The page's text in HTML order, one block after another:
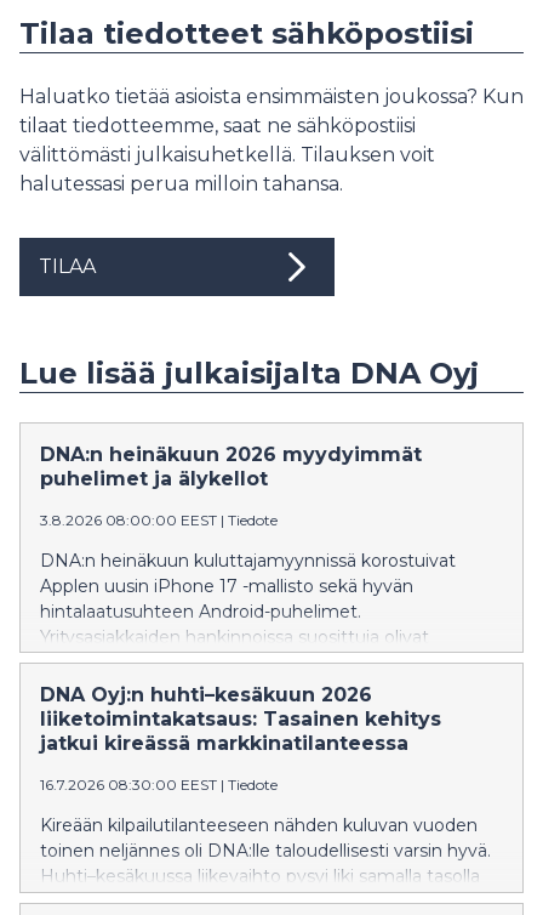
Tilaa tiedotteet sähköpostiisi
Haluatko tietää asioista ensimmäisten joukossa? Kun
tilaat tiedotteemme, saat ne sähköpostiisi
välittömästi julkaisuhetkellä. Tilauksen voit
halutessasi perua milloin tahansa.
TILAA
Lue lisää julkaisijalta DNA Oyj
DNA:n heinäkuun 2026 myydyimmät
puhelimet ja älykellot
3.8.2026 08:00:00 EEST | Tiedote
DNA:n heinäkuun kuluttajamyynnissä korostuivat
Applen uusin iPhone 17 -mallisto sekä hyvän
hintalaatusuhteen Android-puhelimet.
Yritysasiakkaiden hankinnoissa suosittuja olivat
edelleen premium-luokan älypuhelimet. Älykellojen
puolella lasten kellopuhelimet jatkoivat vahvaa
kasvuaan, ja ZTE K2 nousi myydyimmäksi laitteeksi jo
neljättä kuukautta peräkkäin
DNA Oyj:n huhti–kesäkuun 2026
liiketoimintakatsaus: Tasainen kehitys
jatkui kireässä markkinatilanteessa
16.7.2026 08:30:00 EEST | Tiedote
Kireään kilpailutilanteeseen nähden kuluvan vuoden
toinen neljännes oli DNA:lle taloudellisesti varsin hyvä.
Huhti–kesäkuussa liikevaihto pysyi liki samalla tasolla
vuodentakaiseen ajanjaksoon verrattuna. Käyttökate